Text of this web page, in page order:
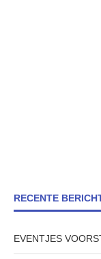
RECENTE
EVENTJES